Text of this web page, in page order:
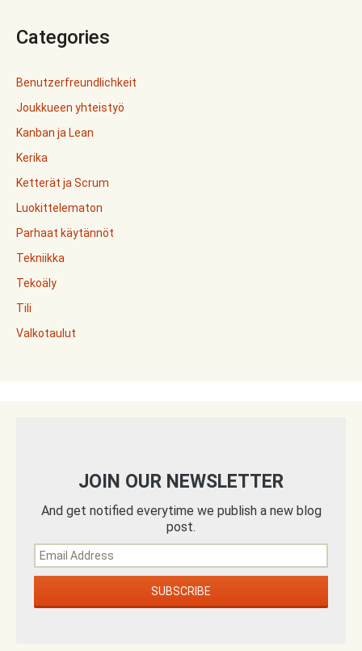
Categories
Benutzerfreundlichkeit
Joukkueen yhteistyö
Kanban ja Lean
Kerika
Ketterät ja Scrum
Luokittelematon
Parhaat käytännöt
Tekniikka
Tekoäly
Tili
Valkotaulut
JOIN OUR NEWSLETTER
And get notified everytime we publish a new blog
post.